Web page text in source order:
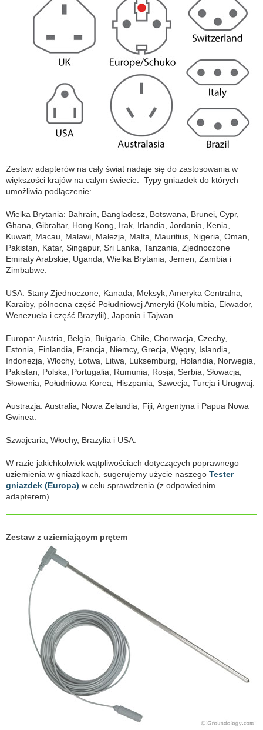
Zestaw adapterów na cały świat nadaje się do zastosowania w
większości krajów na całym świecie. Typy gniazdek do których
umożliwia podłączenie:
Wielka Brytania: Bahrain, Bangladesz, Botswana, Brunei, Cypr,
Ghana, Gibraltar, Hong Kong, Irak, Irlandia, Jordania, Kenia,
Kuwait, Macau, Malawi, Malezja, Malta, Mauritius, Nigeria, Oman,
Pakistan, Katar, Singapur, Sri Lanka, Tanzania, Zjednoczone
Emiraty Arabskie, Uganda, Wielka Brytania, Jemen, Zambia i
Zimbabwe.
USA: Stany Zjednoczone, Kanada, Meksyk, Ameryka Centralna,
Karaiby, północna część Południowej Ameryki (Kolumbia, Ekwador,
Wenezuela i część Brazylii), Japonia i Tajwan.
Europa: Austria, Belgia, Bułgaria, Chile, Chorwacja, Czechy,
Estonia, Finlandia, Francja, Niemcy, Grecja, Węgry, Islandia,
Indonezja, Włochy, Łotwa, Litwa, Luksemburg, Holandia, Norwegia,
Pakistan, Polska, Portugalia, Rumunia, Rosja, Serbia, Słowacja,
Słowenia, Południowa Korea, Hiszpania, Szwecja, Turcja i Urugwaj.
Austrazja: Australia, Nowa Zelandia, Fiji, Argentyna i Papua Nowa
Gwinea.
Szwajcaria, Włochy, Brazylia i USA.
W razie jakichkolwiek wątpliwościach dotyczących poprawnego
uziemienia w gniazdkach, sugerujemy użycie naszego Tester
gniazdek (Europa) w celu sprawdzenia (z odpowiednim
adapterem).
Zestaw z uziemiającym prętem